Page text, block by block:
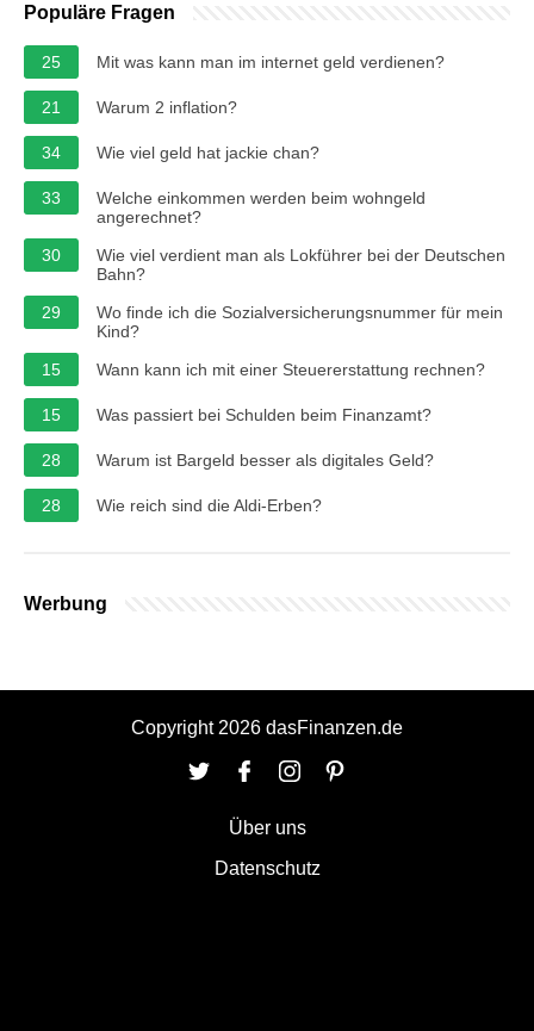
Populäre Fragen
25 Mit was kann man im internet geld verdienen?
21 Warum 2 inflation?
34 Wie viel geld hat jackie chan?
33
Welche einkommen werden beim wohngeld
angerechnet?
30
Wie viel verdient man als Lokführer bei der Deutschen
Bahn?
29
Wo finde ich die Sozialversicherungsnummer für mein
Kind?
15
Wann kann ich mit einer Steuererstattung rechnen?
15 Was passiert bei Schulden beim Finanzamt?
28 Warum ist Bargeld besser als digitales Geld?
28 Wie reich sind die Aldi-Erben?
Werbung
Copyright 2026 dasFinanzen.de
Über uns
Datenschutz